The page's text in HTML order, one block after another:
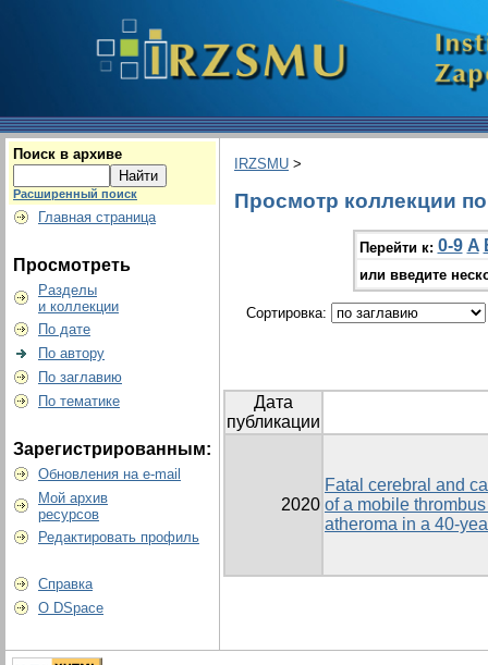
Поиск в архиве
Расширенный поиск
Главная страница
Просмотреть
Разделы
и коллекции
По дате
По автору
По заглавию
По тематике
Зарегистрированным:
Обновления на e-mail
Мой архив
ресурсов
Редактировать профиль
Справка
О DSpace
IRZSMU >
Просмотр коллекции
Перейти к: 0-9 A
или введите
Сортировка:
Дата
публикации
2020
Fatal cerebral and
of a mobile
atheroma in a 40-